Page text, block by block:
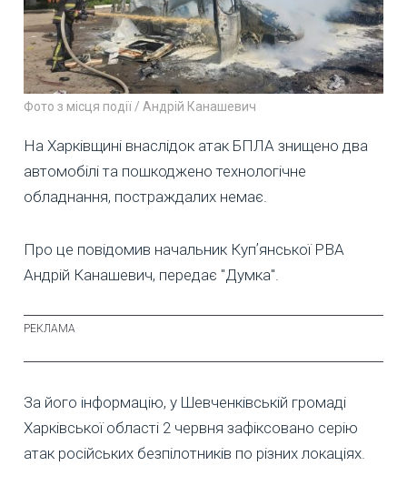
Фото з місця події / Андрій Канашевич
На Харківщині внаслідок атак БПЛА знищено два
автомобілі та пошкоджено технологічне
обладнання, постраждалих немає.
Про це повідомив начальник Купʼянської РВА
Андрій Канашевич, передає "Думка".
За його інформацію, у Шевченківській громаді
Харківської області 2 червня зафіксовано серію
атак російських безпілотників по різних локаціях.